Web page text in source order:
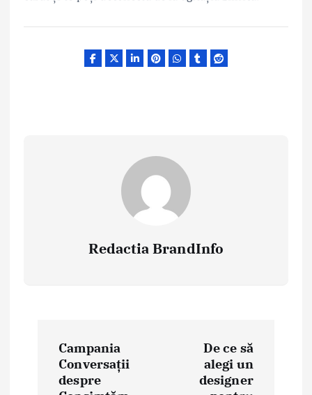
Redactia BrandInfo
Campania
Conversații
despre
De ce să
alegi un
designer